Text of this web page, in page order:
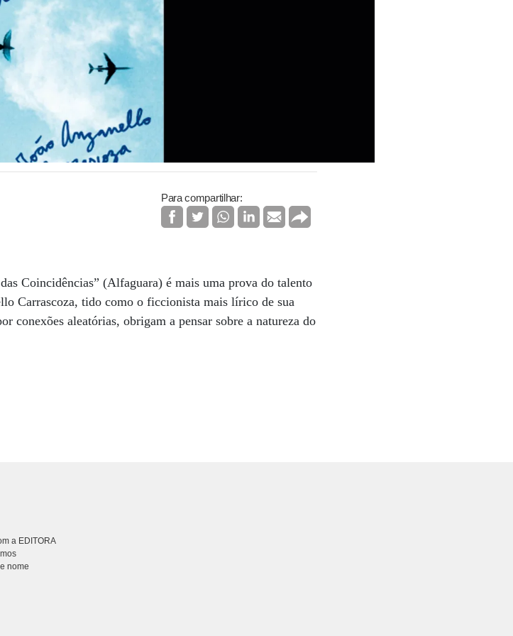
Para compartilhar:
Coincidências” (Alfaguara) é mais uma prova do talento
Carrascoza, tido como o ficcionista mais lírico de sua
conexões aleatórias, obrigam a pensar sobre a natureza do
a EDITORA
nome